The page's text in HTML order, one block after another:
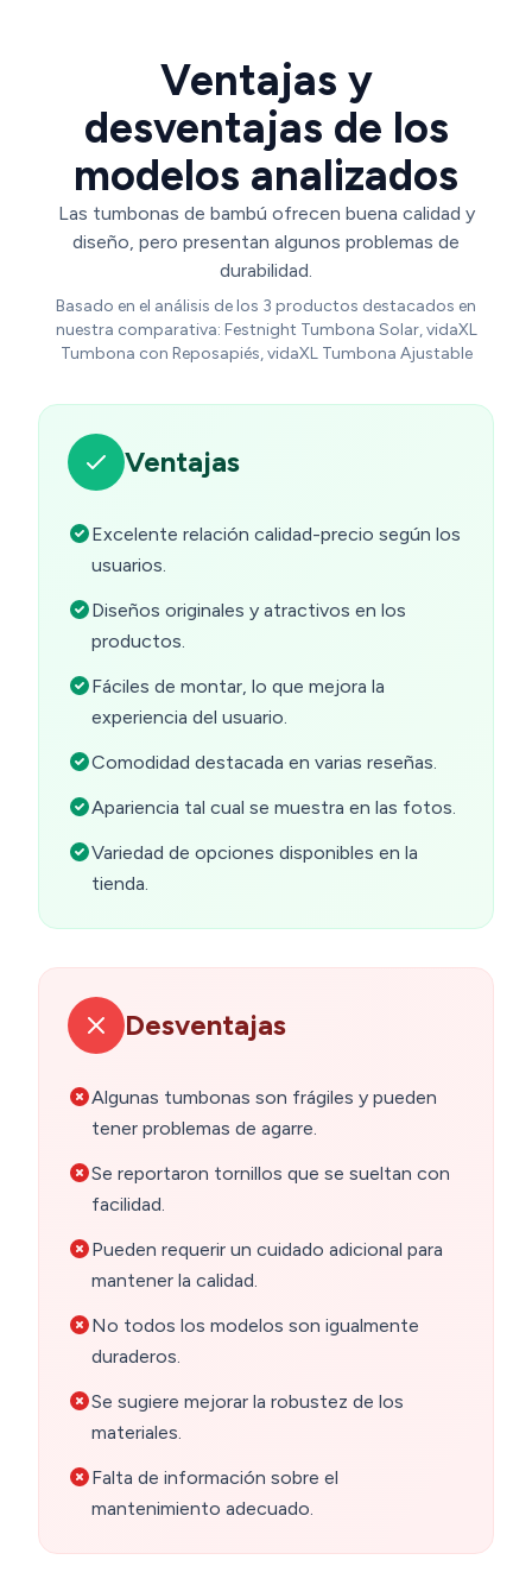
Ventajas y
desventajas de los
modelos analizados
Las tumbonas de bambú ofrecen buena calidad y
diseño, pero presentan algunos problemas de
durabilidad.
Basado en el análisis de los 3 productos destacados en
nuestra comparativa: Festnight Tumbona Solar, vidaXL
Tumbona con Reposapiés, vidaXL Tumbona Ajustable
Ventajas
Excelente relación calidad-precio según los
usuarios.
Diseños originales y atractivos en los
productos.
Fáciles de montar, lo que mejora la
experiencia del usuario.
Comodidad destacada en varias reseñas.
Apariencia tal cual se muestra en las fotos.
Variedad de opciones disponibles en la
tienda.
Desventajas
Algunas tumbonas son frágiles y pueden
tener problemas de agarre.
Se reportaron tornillos que se sueltan con
facilidad.
Pueden requerir un cuidado adicional para
mantener la calidad.
No todos los modelos son igualmente
duraderos.
Se sugiere mejorar la robustez de los
materiales.
Falta de información sobre el
mantenimiento adecuado.